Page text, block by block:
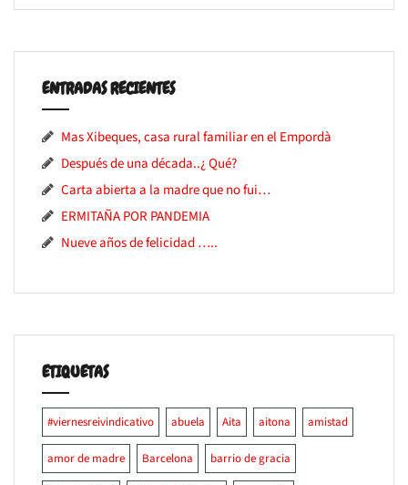
ENTRADAS RECIENTES
Mas Xibeques, casa rural familiar en el Empordà
Después de una década..¿ Qué?
Carta abierta a la madre que no fui…
ERMITAÑA POR PANDEMIA
Nueve años de felicidad …..
ETIQUETAS
#viernesreivindicativo abuela Aita aitona amistad
amor de madre Barcelona barrio de gracia